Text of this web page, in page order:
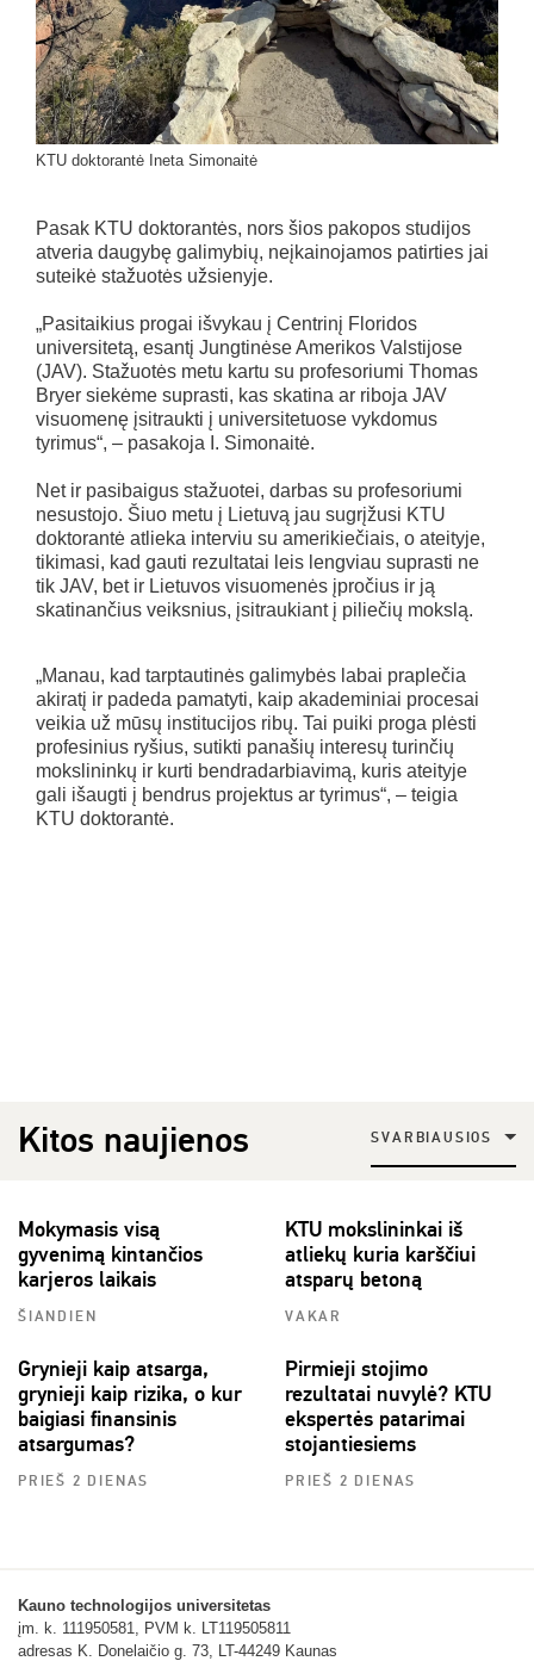
KTU doktorantė Ineta Simonaitė
Pasak KTU doktorantės, nors šios pakopos studijos
atveria daugybę galimybių, neįkainojamos patirties jai
suteikė stažuotės užsienyje.
„Pasitaikius progai išvykau į Centrinį Floridos
universitetą, esantį Jungtinėse Amerikos Valstijose
(JAV). Stažuotės metu kartu su profesoriumi Thomas
Bryer siekėme suprasti, kas skatina ar riboja JAV
visuomenę įsitraukti į universitetuose vykdomus
tyrimus“, – pasakoja I. Simonaitė.
Net ir pasibaigus stažuotei, darbas su profesoriumi
nesustojo. Šiuo metu į Lietuvą jau sugrįžusi KTU
doktorantė atlieka interviu su amerikiečiais, o ateityje,
tikimasi, kad gauti rezultatai leis lengviau suprasti ne
tik JAV, bet ir Lietuvos visuomenės įpročius ir ją
skatinančius veiksnius, įsitraukiant į piliečių mokslą.
„Manau, kad tarptautinės galimybės labai praplečia
akiratį ir padeda pamatyti, kaip akademiniai procesai
veikia už mūsų institucijos ribų. Tai puiki proga plėsti
profesinius ryšius, sutikti panašių interesų turinčių
mokslininkų ir kurti bendradarbiavimą, kuris ateityje
gali išaugti į bendrus projektus ar tyrimus“, – teigia
KTU doktorantė.
Kitos naujienos SVARBIAUSIOS
Mokymasis visą
gyvenimą kintančios
karjeros laikais
ŠIANDIEN
KTU mokslininkai iš
atliekų kuria karščiui
atsparų betoną
VAKAR
Grynieji kaip atsarga,
grynieji kaip rizika, o kur
baigiasi finansinis
atsargumas?
PRIEŠ 2 DIENAS
Pirmieji stojimo
rezultatai nuvylė? KTU
ekspertės patarimai
stojantiesiems
PRIEŠ 2 DIENAS
Kauno technologijos universitetas
įm. k. 111950581, PVM k. LT119505811
adresas K. Donelaičio g. 73, LT-44249 Kaunas